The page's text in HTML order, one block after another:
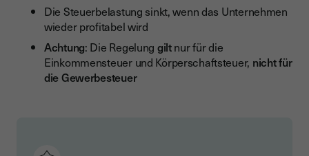
Die Steuerbelastung sinkt, wenn das Unternehmen
wieder profitabel wird
Achtung: Die Regelung giltnur für die
Einkommensteuer und Körperschaftsteuer, nicht für
die Gewerbesteuer